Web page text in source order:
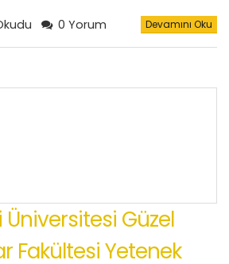
0 Yorum Devamını Oku
Üniversitesi Güzel
Fakültesi Yetenek